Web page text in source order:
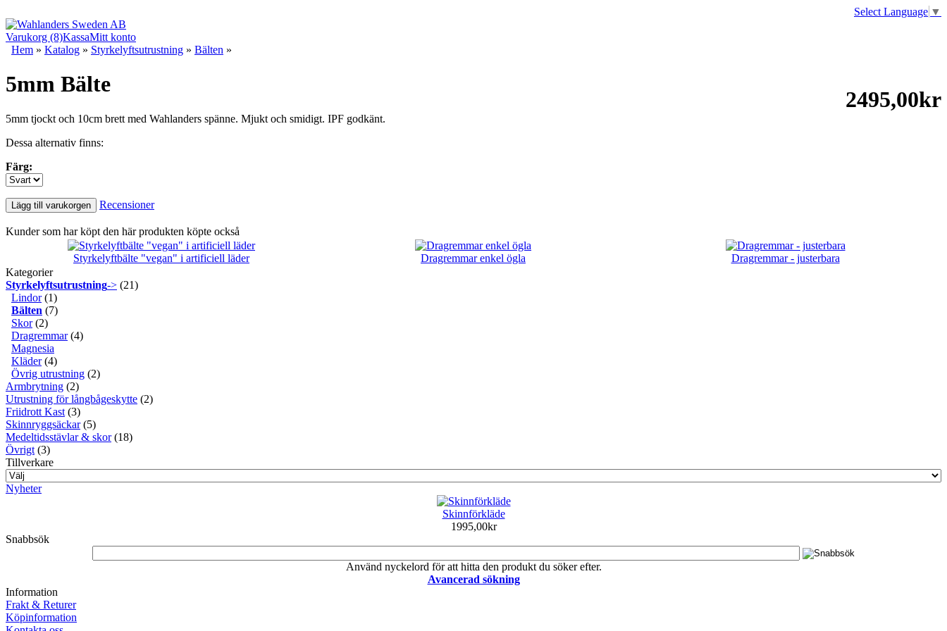
Select Language ▼
Varukorg (8)KassaMitt konto
Hem » Katalog » Styrkelyftsutrustning » Bälten »
2495,00kr
5mm Bälte
5mm tjockt och 10cm brett med Wahlanders spänne. Mjukt och smidigt. IPF godkänt.
Dessa alternativ finns:
Färg:
Lägg till varukorgen Recensioner
Kunder som har köpt den här produkten köpte också
Styrkelyftbälte "vegan" i artificiell läder Dragremmar enkel ögla
Dragremmar - justerbara
Kategorier
Styrkelyftsutrustning-> (21)
Lindor(1)
Bälten (7)
Skor(2)
Dragremmar(4)
Magnesia
Kläder(4)
Övrig utrustning (2)
Armbrytning (2)
Utrustning för långbågeskytte (2)
Friidrott Kast (3)
Skinnryggsäckar(5)
Medeltidsstävlar & skor(18)
Övrigt (3)
Tillverkare
Nyheter
Skinnförkläde
1995,00kr
Snabbsök
Använd nyckelord för att hitta den produkt du söker efter.
Avancerad sökning
Information
Frakt & Returer
Köpinformation